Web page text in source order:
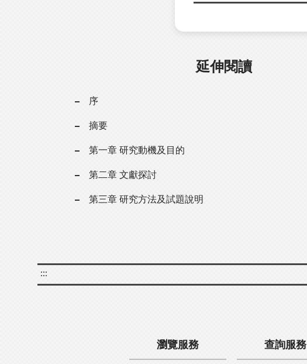
延伸閱讀
序
摘要
第一章 研究動機及目的
第二章 文獻探討
第三章 研究方法及試題說明
:::
瀏覽服務 查詢服務